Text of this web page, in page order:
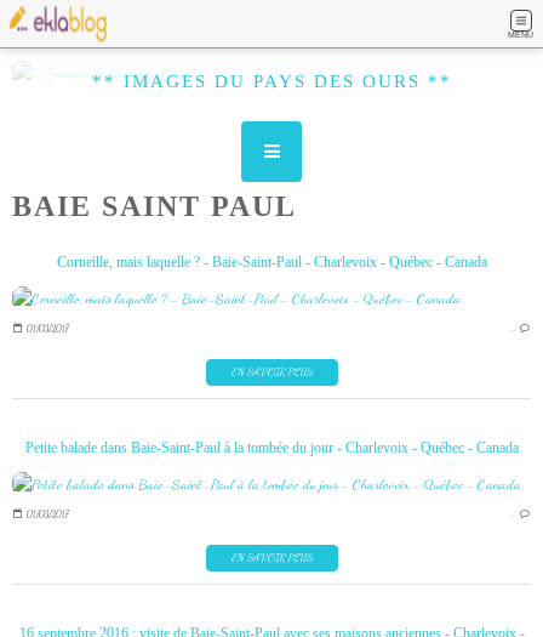
MENU
** IMAGES DU PAYS DES OURS **
BAIE SAINT PAUL
Corneille, mais laquelle ? - Baie-Saint-Paul - Charlevoix - Québec - Canada
01/03/2017 …
EN SAVOIR PLUS
Petite balade dans Baie-Saint-Paul à la tombée du jour - Charlevoix - Québec - Canada
01/03/2017 …
EN SAVOIR PLUS
16 septembre 2016 : visite de Baie-Saint-Paul avec ses maisons anciennes - Charlevoix -